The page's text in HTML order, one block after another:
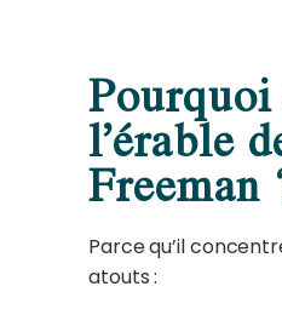
l’érable
Freeman
Parce qu’il
atouts :